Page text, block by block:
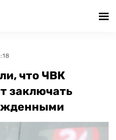
что ЧВК
заключать